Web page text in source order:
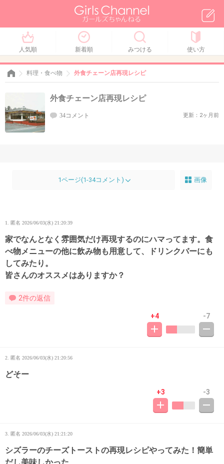
人気順 新着順 みつける 使い方
料理・食べ物 外食チェーン店再現レシピ
外食チェーン店再現レシピ
34コメント 更新：2ヶ月前
1ページ(1-34コメント) 画像
1. 匿名 2026/06/03(水) 21:20:39
家でなんとなく雰囲気だけ再現するのにハマってます。食
べ物メニューの他に飲み物も用意して、ドリンクバーにも
してみたり。
皆さんのオススメはありますか？
2件の返信
+4 -7
2. 匿名 2026/06/03(水) 21:20:56
どそー
+3 -3
3. 匿名 2026/06/03(水) 21:21:20
シズラーのチーズトーストの再現レシピやってみた！簡単